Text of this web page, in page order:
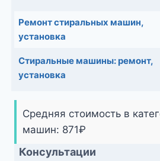
Ремонт стиральных машин,
установка
Стиральные машины: ремонт,
установка
Средняя стоимость в
машин: 871₽
Консультации